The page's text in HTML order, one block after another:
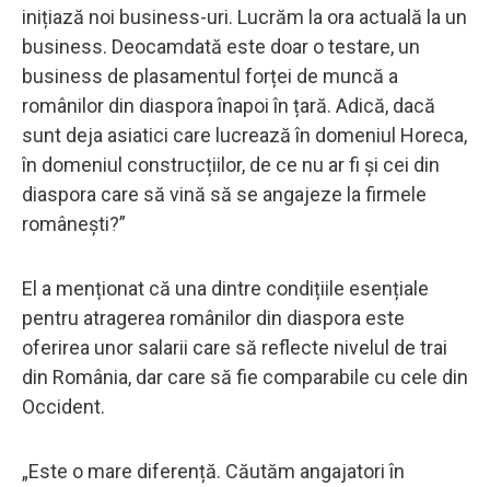
inițiază noi business-uri. Lucrăm la ora actuală la un
business. Deocamdată este doar o testare, un
business de plasamentul forței de muncă a
românilor din diaspora înapoi în țară. Adică, dacă
sunt deja asiatici care lucrează în domeniul Horeca,
în domeniul construcțiilor, de ce nu ar fi și cei din
diaspora care să vină să se angajeze la firmele
românești?”
El a menționat că una dintre condițiile esențiale
pentru atragerea românilor din diaspora este
oferirea unor salarii care să reflecte nivelul de trai
din România, dar care să fie comparabile cu cele din
Occident.
„Este o mare diferență. Căutăm angajatori în